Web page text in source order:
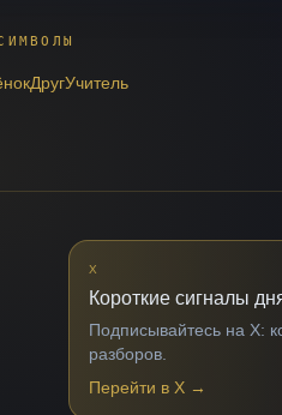
ДругУчитель
X
Короткие сигналы
Подписывайтесь на X:
разборов.
Перейти в X →